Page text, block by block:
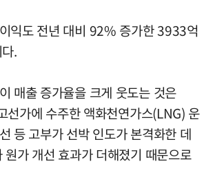
익도 전년 대비 92% 증가한 3933억
.
매출 증가율을 크게 웃도는 것은
가에 수주한 액화천연가스(LNG) 운
등 고부가 선박 인도가 본격화한 데
원가 개선 효과가 더해졌기 때문으로